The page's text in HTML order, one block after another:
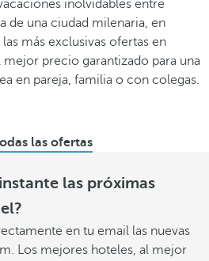
inolvidables entre
de una ciudad milenaria, en
más exclusivas ofertas en
precio garantizado para una
en pareja, familia o con colegas.
las ofertas
las próximas
en tu email las nuevas
Los mejores hoteles, al mejor